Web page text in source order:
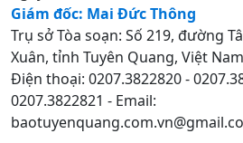
Giám đốc: Mai Đức Thông
Trụ sở Tòa soạn: Số 219, đường
Xuân, tỉnh Tuyên Quang, Việt
Điện thoại: 0207.3822820 -
0207.3822821 - Email: